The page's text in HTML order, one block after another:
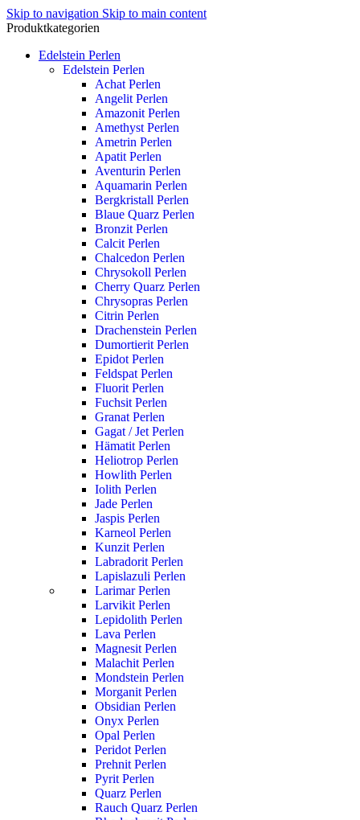
Skip to navigation Skip to main content
Produktkategorien
Edelstein Perlen
Edelstein Perlen
Achat Perlen
Angelit Perlen
Amazonit Perlen
Amethyst Perlen
Ametrin Perlen
Apatit Perlen
Aventurin Perlen
Aquamarin Perlen
Bergkristall Perlen
Blaue Quarz Perlen
Bronzit Perlen
Calcit Perlen
Chalcedon Perlen
Chrysokoll Perlen
Cherry Quarz Perlen
Chrysopras Perlen
Citrin Perlen
Drachenstein Perlen
Dumortierit Perlen
Epidot Perlen
Feldspat Perlen
Fluorit Perlen
Fuchsit Perlen
Granat Perlen
Gagat / Jet Perlen
Hämatit Perlen
Heliotrop Perlen
Howlith Perlen
Iolith Perlen
Jade Perlen
Jaspis Perlen
Karneol Perlen
Kunzit Perlen
Labradorit Perlen
Lapislazuli Perlen
Larimar Perlen
Larvikit Perlen
Lepidolith Perlen
Lava Perlen
Magnesit Perlen
Malachit Perlen
Mondstein Perlen
Morganit Perlen
Obsidian Perlen
Onyx Perlen
Opal Perlen
Peridot Perlen
Prehnit Perlen
Pyrit Perlen
Quarz Perlen
Rauch Quarz Perlen